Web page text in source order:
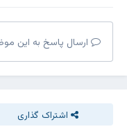
ارسال پاسخ به این
اشتراک گذاری